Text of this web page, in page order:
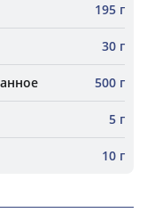
195 г
30 г
500 г
5 г
10 г